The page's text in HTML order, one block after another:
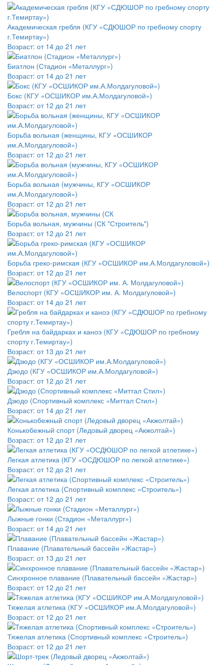
Академическая гребля (КГУ «СДЮШОР по гребному спорту
г.Темиртау»)
Возраст: от 14 до 21 лет
Биатлон (Стадион «Металлург»)
Возраст: от 14 до 21 лет
Бокс (КГУ «ОСШИКОР им.А.Молдагуловой»)
Возраст: от 12 до 21 лет
Борьба вольная (женщины, КГУ «ОСШИКОР
им.А.Молдагуловой»)
Возраст: от 12 до 21 лет
Борьба вольная (мужчины, КГУ «ОСШИКОР
им.А.Молдагуловой»)
Возраст: от 12 до 21 лет
Борьба вольная, мужчины (СК "Строитель")
Возраст: от 12 до 21 лет
Борьба греко-римская (КГУ «ОСШИКОР им.А.Молдагуловой»)
Возраст: от 12 до 21 лет
Велоспорт (КГУ «ОСШИКОР им. А. Молдагуловой»)
Возраст: от 14 до 21 лет
Гребля на байдарках и каноэ (КГУ «СДЮШОР по гребному
спорту г.Темиртау»)
Возраст: от 13 до 21 лет
Дзюдо (КГУ «ОСШИКОР им.А.Молдагуловой»)
Возраст: от 12 до 21 лет
Дзюдо (Спортивный комплекс «Миттал Стил»)
Возраст: от 14 до 21 лет
Конькобежный спорт (Ледовый дворец «Акжолтай»)
Возраст: от 12 до 21 лет
Легкая атлетика (КГУ «ОСДЮШОР по легкой атлетике»)
Возраст: от 12 до 21 лет
Легкая атлетика (Спортивный комплекс «Строитель»)
Возраст: от 12 до 21 лет
Лыжные гонки (Стадион «Металлург»)
Возраст: от 14 до 21 лет
Плавание (Плавательный бассейн «Жастар»)
Возраст: от 13 до 21 лет
Синхронное плавание (Плавательный бассейн «Жастар»)
Возраст: от 12 до 21 лет
Тяжелая атлетика (КГУ «ОСШИКОР им.А.Молдагуловой»)
Возраст: от 12 до 21 лет
Тяжелая атлетика (Спортивный комплекс «Строитель»)
Возраст: от 12 до 21 лет